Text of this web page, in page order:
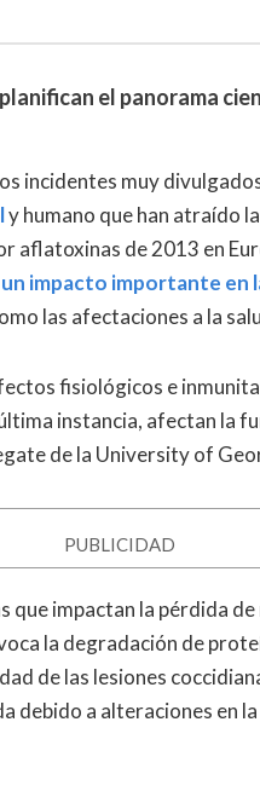
el panorama
incidentes muy
y humano que han atraído
aflatoxinas de 2013 en
impacto importante en
las afectaciones a la
fisiológicos e
instancia, afectan la
de la University of
PUBLICIDAD
que impactan la pérdida
la degradación de
de las lesiones
debido a alteraciones en